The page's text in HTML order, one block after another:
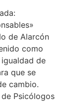
de Alarcón​
como
de
que se
cambio.
Psicólogos